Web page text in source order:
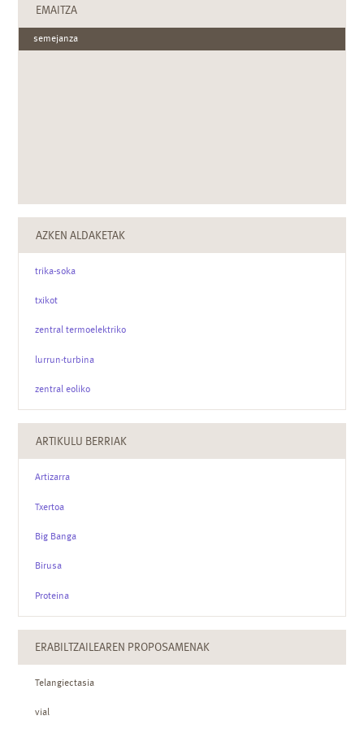
EMAITZA
semejanza
AZKEN ALDAKETAK
trika-soka
txikot
zentral termoelektriko
lurrun-turbina
zentral eoliko
ARTIKULU BERRIAK
Artizarra
Txertoa
Big Banga
Birusa
Proteina
ERABILTZAILEAREN PROPOSAMENAK
Telangiectasia
vial